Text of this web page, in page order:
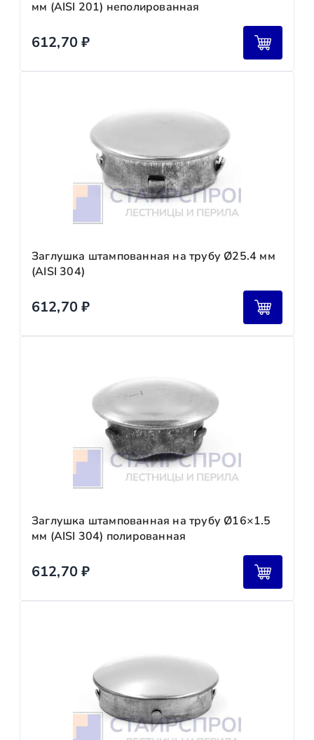
мм (AISI 201) неполированная
612,70₽
Заглушка штампованная на трубу Ø25.4 мм
(AISI 304)
612,70₽
Заглушка штампованная на трубу Ø16×1.5
мм (AISI 304) полированная
612,70₽